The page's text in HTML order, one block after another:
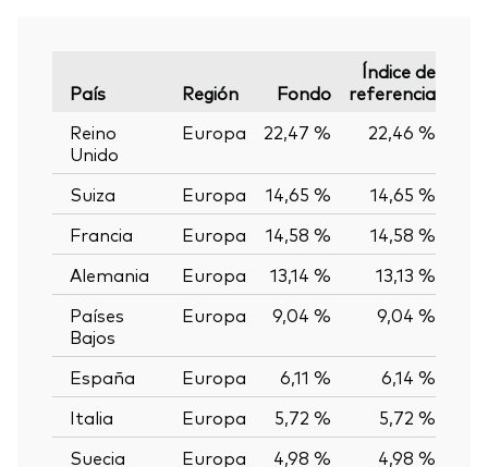
País Región Fondo
Índice de
referencia
Reino
Unido
Europa 22,47 % 22,46 %
Suiza Europa 14,65 % 14,65 %
Francia
Europa 14,58 % 14,58 %
Alemania
Europa 13,14 % 13,13 %
Países
Bajos
Europa 9,04 % 9,04 %
España Europa 6,11 % 6,14 %
Italia
Europa 5,72 % 5,72 %
Suecia
Europa 4,98 % 4,98 %